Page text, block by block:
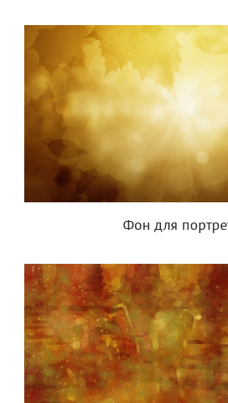
Фон для